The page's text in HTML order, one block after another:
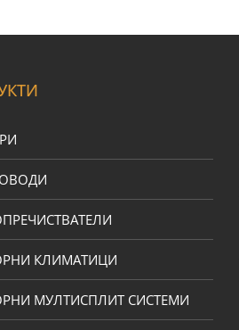
КЛИМАТИЦИ
МУЛТИСПЛИТ СИСТЕМИ